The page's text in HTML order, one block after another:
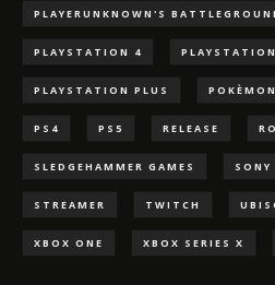
PLAYERUNKNOWN'S
PLAYSTATION 4
PLAYSTATION PLUS POKÈMON
PS4 PS5 RELEASE
SLEDGEHAMMER GAMES SONY
STREAMER TWITCH
XBOX ONE XBOX SERIES X